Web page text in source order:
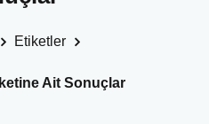
Etiketler
Ait Sonuçlar